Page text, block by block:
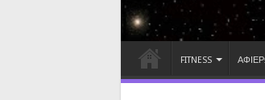
FITNESS